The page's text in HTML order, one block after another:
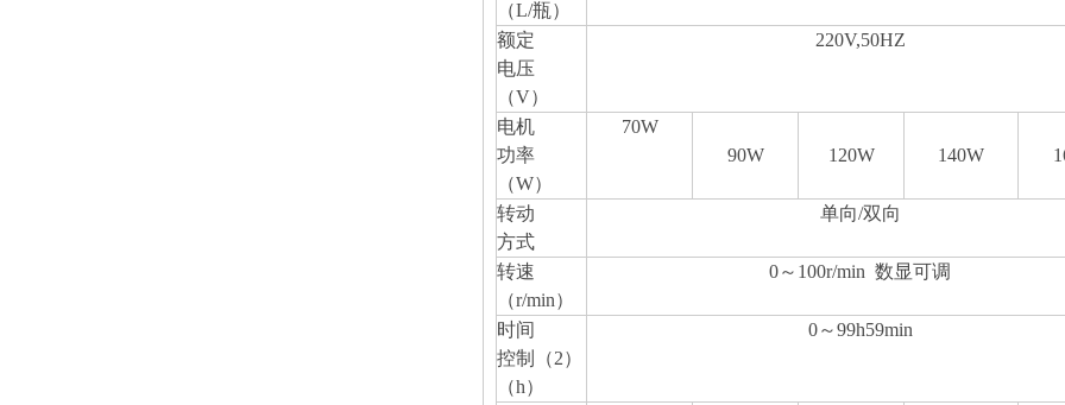
（L/瓶）
额定
电压
（V）
220V,50HZ
电机
功率
（W）
70W
90W
120W 140W
转动
方式
单向/双向
转速
（r/min）
0～100r/min 数显可调
时间
控制（2）
（h）
0～99h59min